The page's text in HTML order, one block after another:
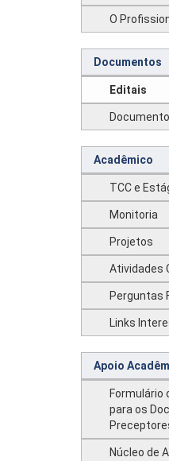
O
Documentos
Editais
Acadêmico
TCC e
Monitoria
Projetos
Atividades
Perguntas
Links
Apoio
Formulário
para os
Núcleo de